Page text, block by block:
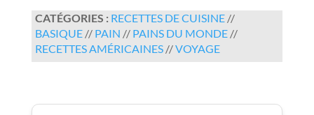
CATÉGORIES : RECETTES DE CUISINE//
BASIQUE// PAIN // PAINS DU MONDE//
RECETTES AMÉRICAINES//VOYAGE